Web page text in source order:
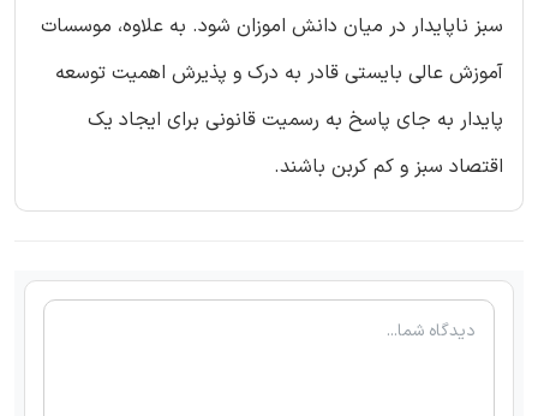
سبز ناپایدار در میان دانش اموزان شود. به علاوه، موسسات
آموزش عالی بایستی قادر به درک و پذیرش اهمیت توسعه
پایدار به جای پاسخ به رسمیت قانونی برای ایجاد یک
اقتصاد سبز و کم کربن باشند.